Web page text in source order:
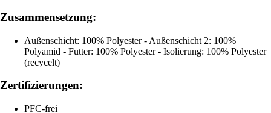
Zusammensetzung:
Außenschicht: 100% Polyester - Außenschicht 2: 100%
Polyamid - Futter: 100% Polyester - Isolierung: 100% Polyester
(recycelt)
Zertifizierungen:
PFC-frei